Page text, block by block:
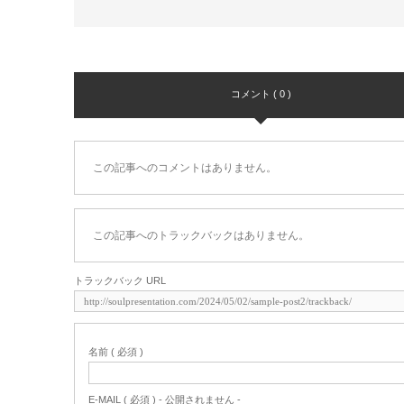
コメント ( 0 )
この記事へのコメントはありません。
この記事へのトラックバックはありません。
トラックバック URL
名前 ( 必須 )
E-MAIL ( 必須 ) - 公開されません -